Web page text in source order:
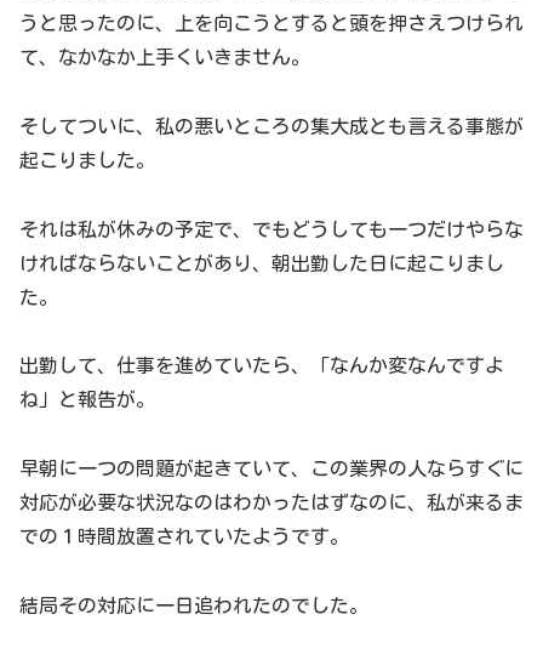
うと思ったのに、上を向こうとすると頭を押さえつけられ
て、なかなか上手くいきません。
そしてついに、私の悪いところの集大成とも言える事態が
起こりました。
それは私が休みの予定で、でもどうしても一つだけやらな
ければならないことがあり、朝出勤した日に起こりまし
た。
出勤して、仕事を進めていたら、「なんか変なんですよ
ね」と報告が。
早朝に一つの問題が起きていて、この業界の人ならすぐに
対応が必要な状況なのはわかったはずなのに、私が来るま
での１時間放置されていたようです。
結局その対応に一日追われたのでした。